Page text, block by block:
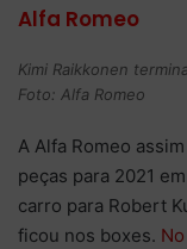
Alfa Romeo
Kimi Raikkonen
Foto: Alfa Romeo
A Alfa Romeo
peças para 2021
carro para Robert
ficou nos boxes.